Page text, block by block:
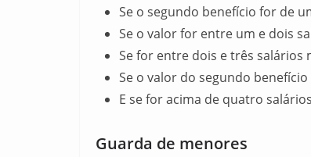
Se o segundo benefício for de
Se o valor for entre um e dois
Se for entre dois e três salários
Se o valor do segundo
E se for acima de quatro
Guarda de menores